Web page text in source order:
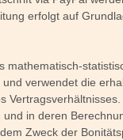
erfolgt auf
mathematisch-
verwendet die
in deren
Zweck der